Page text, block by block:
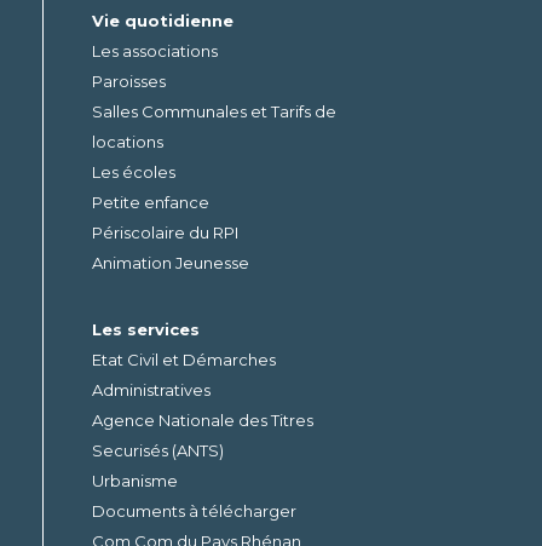
Vie quotidienne
Les associations
Paroisses
Salles Communales et Tarifs de
locations
Les écoles
Petite enfance
Périscolaire du RPI
Animation Jeunesse
Les services
Etat Civil et Démarches
Administratives
Agence Nationale des Titres
Securisés (ANTS)
Urbanisme
Documents à télécharger
Com Com du Pays Rhénan